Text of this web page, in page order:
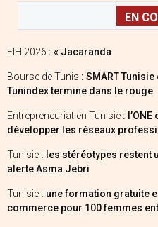
EN
FIH 2026 : « Jacaranda
Bourse de Tunis : SMART
Tunindex termine dans le rouge
Entrepreneuriat en Tunisie :
développer les réseaux
Tunisie : les stéréotypes restent
alerte Asma Jebri
Tunisie : une formation gratuite
commerce pour 100 femmes